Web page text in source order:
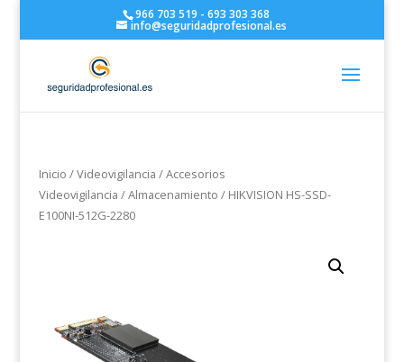
966 703 519 - 693 303 368
info@seguridadprofesional.es
Inicio /Videovigilancia /Accesorios
Videovigilancia /Almacenamiento / HIKVISION HS-SSD-
E100NI-512G-2280